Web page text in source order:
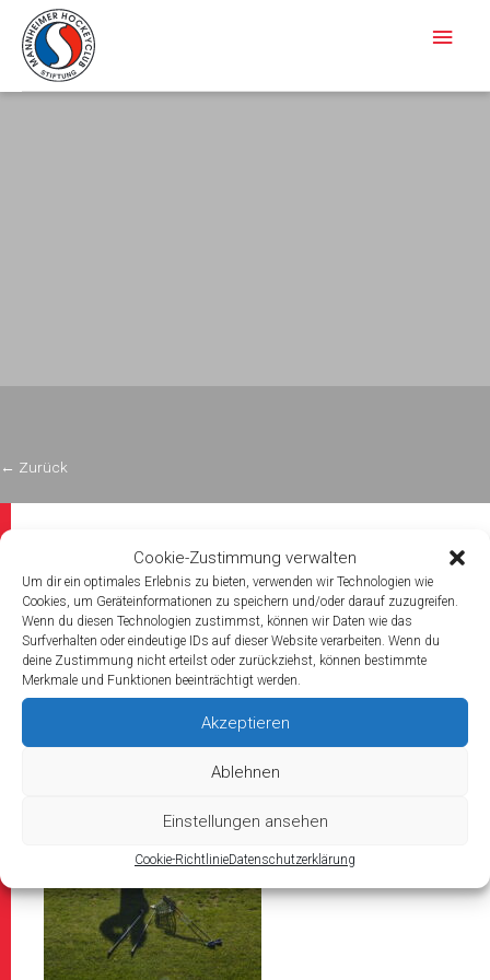
Cookie-Zustimmung verwalten
Um dir ein optimales Erlebnis zu bieten, verwenden wir Technologien wie
Cookies, um Geräteinformationen zu speichern und/oder darauf zuzugreifen.
Wenn du diesen Technologien zustimmst, können wir Daten wie das
Surfverhalten oder eindeutige IDs auf dieser Website verarbeiten. Wenn du
deine Zustimmung nicht erteilst oder zurückziehst, können bestimmte
Merkmale und Funktionen beeinträchtigt werden.
Akzeptieren
Ablehnen
Einstellungen ansehen
Cookie-RichtlinieDatenschutzerklärung
← Zurück
2023/10/22
_DSC0973_Bildgröße ändern